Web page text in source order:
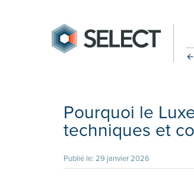
Pourquoi le
techniques et
Publié le: 29 janvier 2026